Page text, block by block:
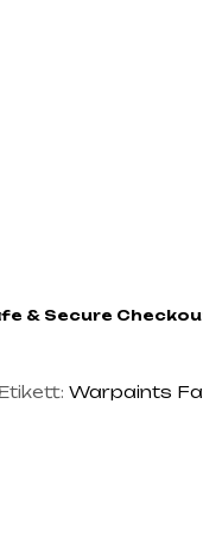
& Secure
Warpaints